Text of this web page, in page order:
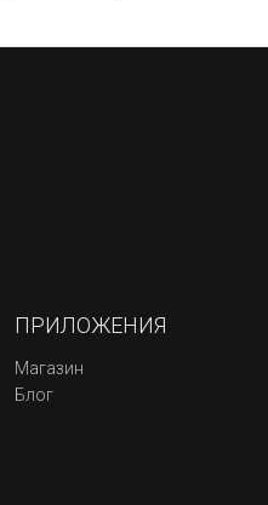
ПРИЛОЖЕНИЯ
Магазин
Блог